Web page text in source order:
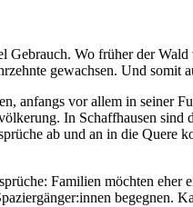
Gebrauch. Wo früher der
gewachsen. Und
anfangs vor allem in seiner
In Schaffhausen
ab und an in die Quere
Familien möchten eher
begegnen.